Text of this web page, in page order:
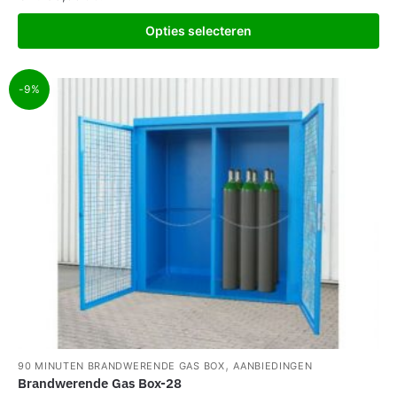
Opties selecteren
-9%
90 MINUTEN BRANDWERENDE GAS BOX,AANBIEDINGEN
Brandwerende Gas Box-28